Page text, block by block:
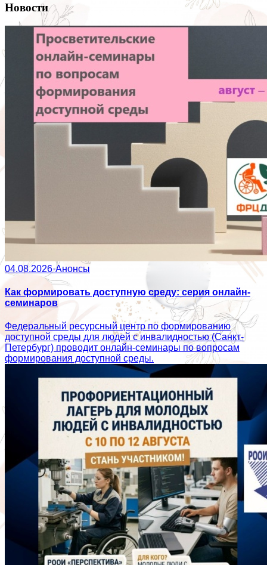
Новости
04.08.2026·Анонсы
Как формировать доступную среду: серия онлайн-
семинаров
Федеральный ресурсный центр по формированию
доступной среды для людей с инвалидностью (Санкт-
Петербург) проводит онлайн-семинары по вопросам
формирования доступной среды.